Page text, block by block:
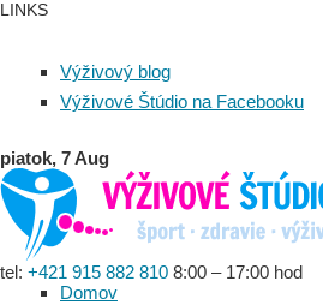
LINKS
Výživový blog
Výživové Štúdio na Facebooku
piatok, 7 Aug
tel: +421 915 882 810 8:00 – 17:00 hod
Domov